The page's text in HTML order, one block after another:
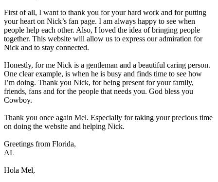
First of all, I want to thank you for your hard work and for putting
your heart on Nick’s fan page. I am always happy to see when
people help each other. Also, I loved the idea of bringing people
together. This website will allow us to express our admiration for
Nick and to stay connected.
Honestly, for me Nick is a gentleman and a beautiful caring person.
One clear example, is when he is busy and finds time to see how
I’m doing. Thank you Nick, for being present for your family,
friends, fans and for the people that needs you. God bless you
Cowboy.
Thank you once again Mel. Especially for taking your precious time
on doing the website and helping Nick.
Greetings from Florida,
AL
Hola Mel,